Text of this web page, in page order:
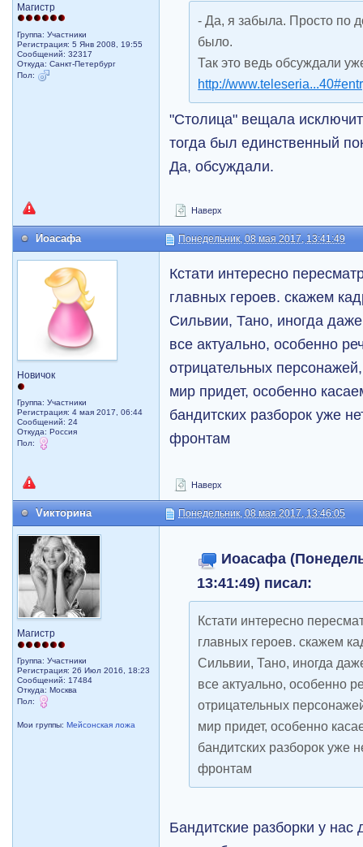
Магистр
Группа: Участники
Регистрация: 5 Янв 2008, 19:55
Сообщений: 32317
Откуда: Санкт-Петербург
Пол:
- Да, я забыла. Просто по
было.
Так это ведь обсуждали
http://
"Столица" вещала
тогда был единственный
Да, обсуждали.
Наверх
Иоасафа Понедельник, 08 мая 2017, 13:41:49
Новичок
Группа: Участники
Регистрация: 4 мая 2017, 06:44
Сообщений: 24
Откуда: Россия
Пол:
Кстати интересно
главных героев. скажем
Сильвии, Тано, иногда
все актуально, особенно
отрицательных
мир придет, особенно
бандитских разборок уже
фронтам
Наверх
Vикторина Понедельник, 08 мая 2017, 13:46:05
Магистр
Группа: Участники
Регистрация: 26 Июл 2016, 18:23
Сообщений: 17484
Откуда: Москва
Пол:
Мои группы: Мейсонская ложа
Иоасафа
13:41:49) писал:
Кстати интересно
главных героев. скажем
Сильвии, Тано, иногда
все актуально, особенно
отрицательных
мир придет, особенно
бандитских разборок уже
фронтам
Бандитские разборки у